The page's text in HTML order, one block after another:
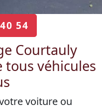
54
Courtauly
tous véhicules
voiture ou